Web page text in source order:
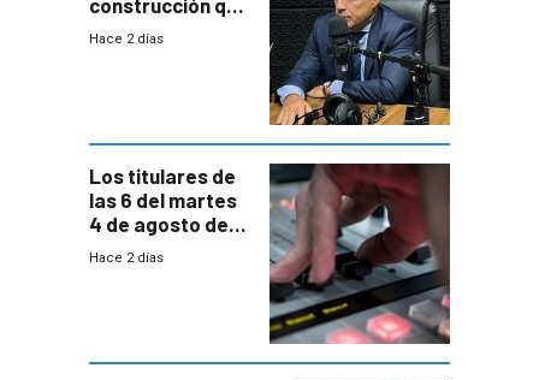
comprende
Hace 2 días
Los titulares de
las 6 del martes
4 de agosto de
2026
Hace 2 días